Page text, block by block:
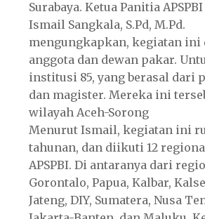
Surabaya. Ketua Panitia
Ismail Sangkala, S.Pd, M.Pd.
mengungkapkan, kegiatan
anggota dan dewan pakar.
institusi 85, yang berasal dari
dan magister. Mereka ini
wilayah Aceh-Sorong
Menurut Ismail, kegiatan ini
tahunan, dan diikuti 12
APSPBI. Di antaranya dari
Gorontalo, Papua, Kalbar,
Jateng, DIY, Sumatera, Nusa